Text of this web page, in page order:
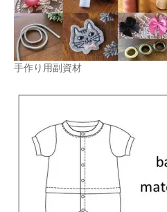
手作り用副資材